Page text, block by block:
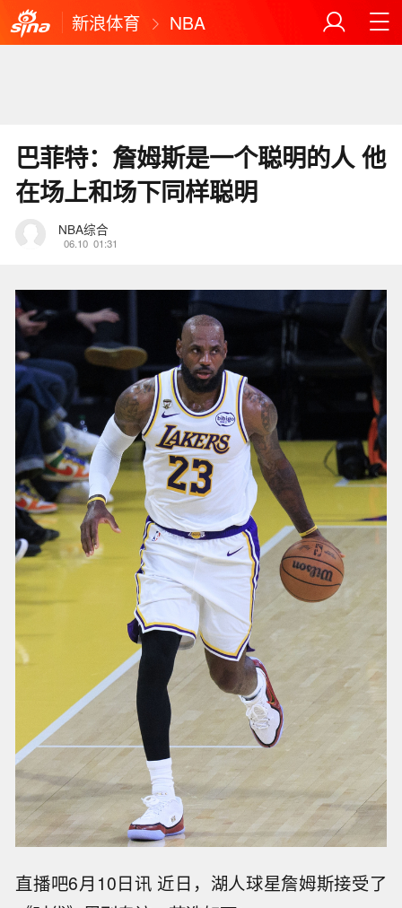
新浪体育 NBA
巴菲特：詹姆斯是一个聪明的人 他
在场上和场下同样聪明
NBA综合
06.10 01:31
直播吧6月10日讯 近日，湖人球星詹姆斯接受了